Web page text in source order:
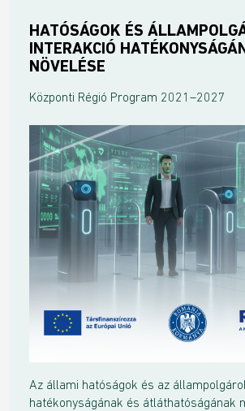
HATÓSÁGOK ÉS
INTERAKCIÓ
NÖVELÉSE
Központi Régió Program 2021–2027
Az állami hatóságok és az
hatékonyságának és átláthatóságának